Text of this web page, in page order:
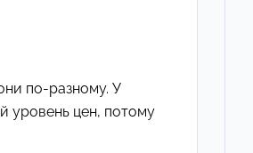
по-разному. У
уровень цен, потому